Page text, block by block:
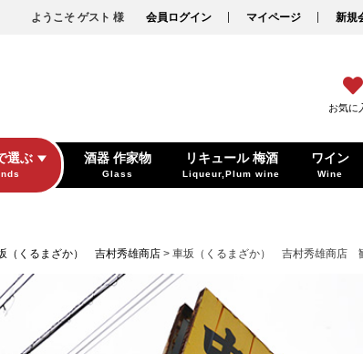
ようこそ ゲスト 様 会員ログイン マイページ 新規
お気に
選ぶ 酒器 作家物
Glass
リキュール 梅酒
Liqueur,Plum wine
ワイン
Wine
（くるまざか） 吉村秀雄商店 車坂（くるまざか） 吉村秀雄商店